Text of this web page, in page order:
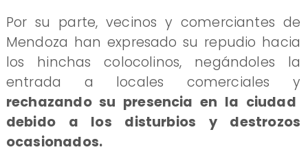
Por su parte, vecinos y comerciantes de
Mendoza han expresado su repudio hacia
los hinchas colocolinos, negándoles la
entrada a locales comerciales y
rechazando su presencia en la ciudad
debido a los disturbios y destrozos
ocasionados.